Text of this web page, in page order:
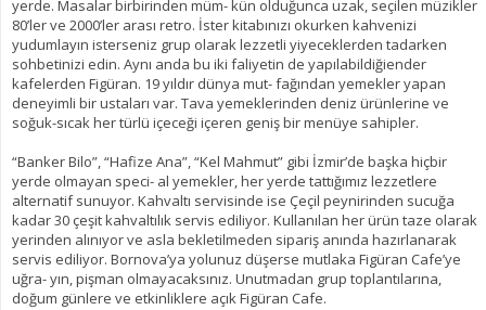
yerde. Masalar birbirinden müm- kün olduğunca uzak, seçilen müzikler
80’ler ve 2000’ler arası retro. İster kitabınızı okurken kahvenizi
yudumlayın isterseniz grup olarak lezzetli yiyeceklerden tadarken
sohbetinizi edin. Aynı anda bu iki faliyetin de yapılabildiğiender
kafelerden Figüran. 19 yıldır dünya mut- fağından yemekler yapan
deneyimli bir ustaları var. Tava yemeklerinden deniz ürünlerine ve
soğuk-sıcak her türlü içeceği içeren geniş bir menüye sahipler.
“Banker Bilo”, “Hafize Ana”, “Kel Mahmut” gibi İzmir’de başka hiçbir
yerde olmayan speci- al yemekler, her yerde tattığımız lezzetlere
alternatif sunuyor. Kahvaltı servisinde ise Çeçil peynirinden sucuğa
kadar 30 çeşit kahvaltılık servis ediliyor. Kullanılan her ürün taze olarak
yerinden alınıyor ve asla bekletilmeden sipariş anında hazırlanarak
servis ediliyor. Bornova’ya yolunuz düşerse mutlaka Figüran Cafe’ye
uğra- yın, pişman olmayacaksınız. Unutmadan grup toplantılarına,
doğum günlere ve etkinliklere açık Figüran Cafe.